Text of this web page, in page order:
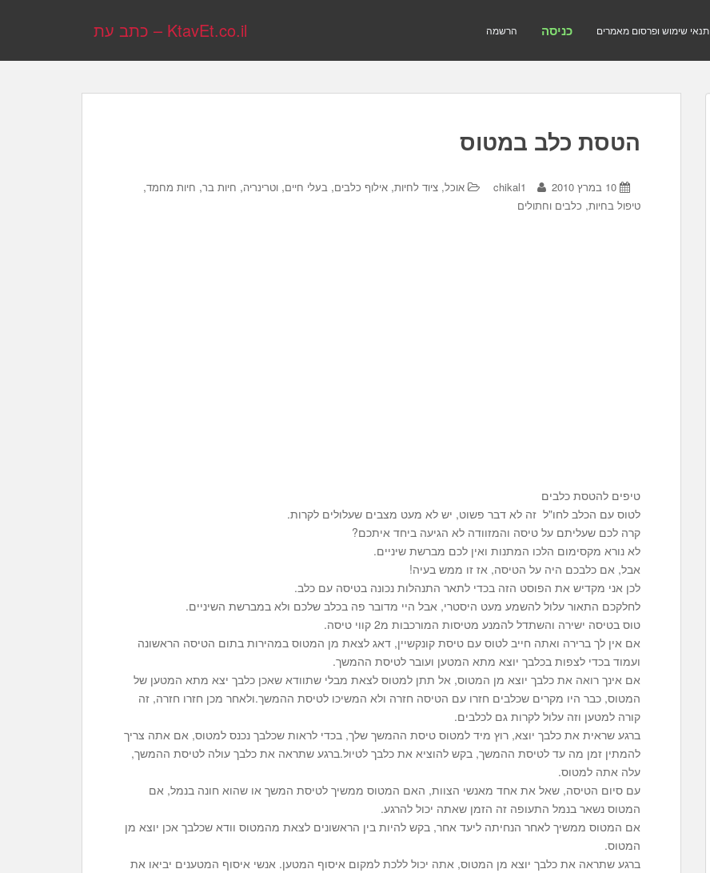
KtavEt.co.il – כתב עת הרשמה כניסה תנאי שימוש ופרסום מאמרים
הטסת כלב במטוס
10 במרץ 2010 chikal1 אוכל, ציוד לחיות, אילוף כלבים, בעלי חיים, וטרינריה, חיות בר, חיות מחמד,
טיפול בחיות, כלבים וחתולים
טיפים להטסת כלבים
לטוס עם הכלב לחו"ל זה לא דבר פשוט, יש לא מעט מצבים שעלולים לקרות.
קרה לכם שעליתם על טיסה והמזוודה לא הגיעה ביחד איתכם?
לא נורא מקסימום הלכו המתנות ואין לכם מברשת שיניים.
אבל, אם כלבכם היה על הטיסה, אז זו ממש בעיה!
לכן אני מקדיש את הפוסט הזה בכדי לתאר התנהלות נכונה בטיסה עם כלב.
לחלקכם התאור עלול להשמע מעט היסטרי, אבל היי מדובר פה בכלב שלכם ולא במברשת השיניים.
טוס בטיסה ישירה והשתדל להמנע מטיסות המורכבות מ2 קווי טיסה.
אם אין לך ברירה ואתה חייב לטוס עם טיסת קונקשיין, דאג לצאת מן המטוס במהירות בתום הטיסה הראשונה
ועמוד בכדי לצפות בכלבך יוצא מתא המטען ועובר לטיסת ההמשך.
אם אינך רואה את כלבך יוצא מן המטוס, אל תתן למטוס לצאת מבלי שתוודא שאכן כלבך יצא מתא המטען של
המטוס, כבר היו מקרים שכלבים חזרו עם הטיסה חזרה ולא המשיכו לטיסת ההמשך.ולאחר מכן חזרו חזרה, זה
קורה למטען וזה עלול לקרות גם לכלבים.
ברגע שראית את כלבך יוצא, רוץ מיד למטוס טיסת ההמשך שלך, בכדי לראות שכלבך נכנס למטוס, אם אתה צריך
להמתין זמן מה עד לטיסת ההמשך, בקש להוציא את כלבך לטיול.ברגע שתראה את כלבך עולה לטיסת ההמשך,
עלה אתה למטוס.
עם סיום הטיסה, שאל את אחד מאנשי הצוות, האם המטוס ממשיך לטיסת המשך או שהוא חונה בנמל, אם
המטוס נשאר בנמל התעופה זה הזמן שאתה יכול להרגע.
אם המטוס ממשיך לאחר הנחיתה ליעד אחר, בקש להיות בין הראשונים לצאת מהמטוס וודא שכלבך אכן יוצא מן
המטוס.
ברגע שתראה את כלבך יוצא מן המטוס, אתה יכול ללכת למקום איסוף המטען. אנשי איסוף המטענים יביאו את